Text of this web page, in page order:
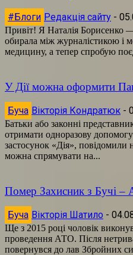
#Блоги Редакція сайту -
Привіт! Я Наталія Борисенко
обирала між журналістикою і
медицину, а тепер спробую
У Дії можна оформити
Буча Вікторія Кондратюк -
Батьки або законні
отримати одноразову
застосунок «Дія», повідомили
можна спрямувати на...
Помер Захисник з Бучі –
Буча Вікторія Шатило -
Ще з 2015 році чоловік
проведення АТО. Після
повернувся до лав Збройних